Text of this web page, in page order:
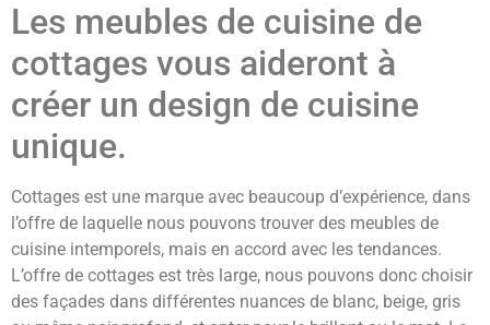
Les meubles de cuisine de
cottages vous aideront à
créer un design de cuisine
unique.
Cottages est une marque avec beaucoup d’expérience, dans
l’offre de laquelle nous pouvons trouver des meubles de
cuisine intemporels, mais en accord avec les tendances.
L’offre de cottages est très large, nous pouvons donc choisir
des façades dans différentes nuances de blanc, beige, gris